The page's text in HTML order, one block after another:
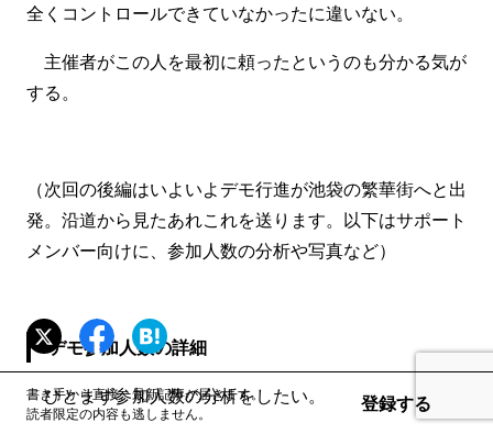
全くコントロールできていなかったに違いない。
主催者がこの人を最初に頼ったというのも分かる気が
する。
（次回の後編はいよいよデモ行進が池袋の繁華街へと出
発。沿道から見たあれこれを送ります。以下はサポート
メンバー向けに、参加人数の分析や写真など）
デモ参加人数の詳細
ひとまず参加人数の分析をしたい。
書き手から直接、最新記事が届きます。
読者限定の内容も逃しません。
登録する